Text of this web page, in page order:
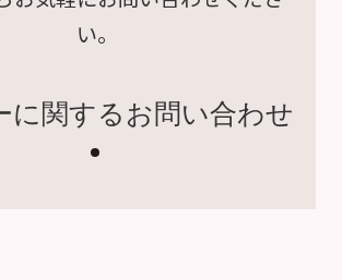
い。
に関するお問い合わせ